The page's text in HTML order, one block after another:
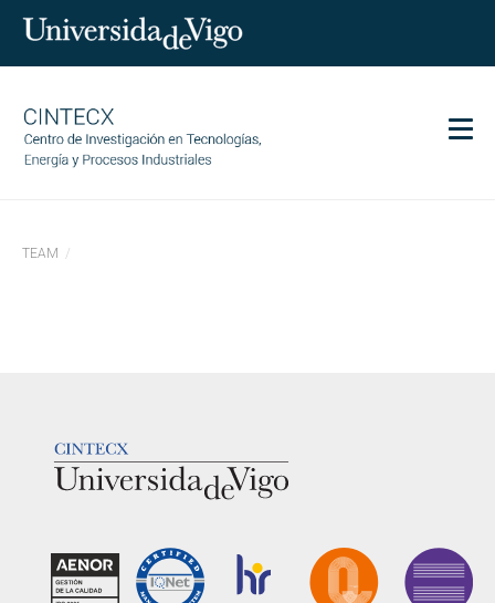
Investigación
Igualdad
GL EN Search
por:
BUSCAR
TEAM